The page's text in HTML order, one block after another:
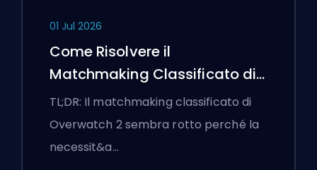
01 Jul 2026
Come Risolvere il
Matchmaking Classificato di
Overwatch 2 e le Lobby a
Senso Unico
TL;DR: Il matchmaking classificato di
Overwatch 2 sembra rotto perché la
necessit&a…